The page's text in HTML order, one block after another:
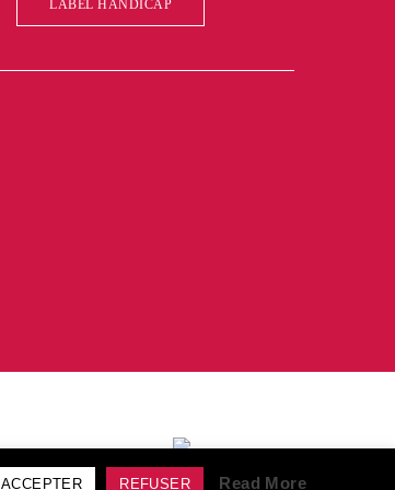
LABEL HANDICAP
ACCEPTER REFUSER Read More